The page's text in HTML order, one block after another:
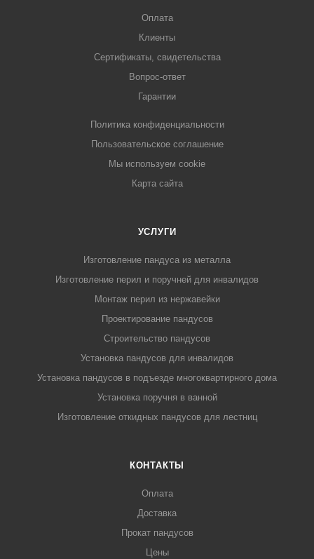
Оплата
Клиенты
Сертификаты, свидетельства
Вопрос-ответ
Гарантии
Политика конфиденциальности
Пользовательское соглашение
Мы используем cookie
Карта сайта
УСЛУГИ
Изготовление пандуса из металла
Изготовление перил и поручней для инвалидов
Монтаж перил из нержавейки
Проектирование пандусов
Строительство пандусов
Установка пандусов для инвалидов
Установка пандусов в подъезде многоквартирного дома
Установка поручня в ванной
Изготовление откидных пандусов для лестниц
КОНТАКТЫ
Оплата
Доставка
Прокат пандусов
Цены